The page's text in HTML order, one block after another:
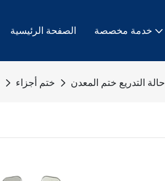
الصفحة الرئيسية خدمة مخصصة
ختم أجزاء حالة التدريع ختم المعدن